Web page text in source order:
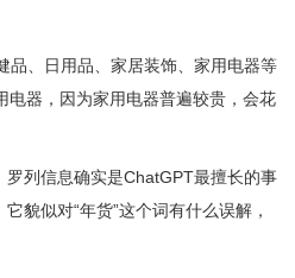
品、日用品、家居装饰、家用电器等
电器，因为家用电器普遍较贵，会花
列信息确实是ChatGPT最擅长的事
貌似对“年货”这个词有什么误解，